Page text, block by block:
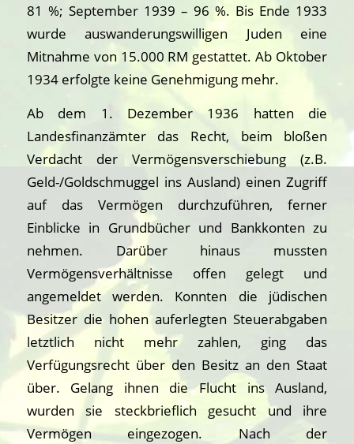
81 %; September 1939 – 96 %. Bis Ende 1933
wurde auswanderungswilligen Juden eine
Mitnahme von 15.000 RM gestattet. Ab Oktober
1934 erfolgte keine Genehmigung mehr.
Ab dem 1. Dezember 1936 hatten die
Landesfinanzämter das Recht, beim bloßen
Verdacht der Vermögensverschiebung (z.B.
Geld-/Goldschmuggel ins Ausland) einen Zugriff
auf das Vermögen durchzuführen, ferner
Einblicke in Grundbücher und Bankkonten zu
nehmen. Darüber hinaus mussten
Vermögensverhältnisse offen gelegt und
angemeldet werden. Konnten die jüdischen
Besitzer die hohen auferlegten Steuerabgaben
letztlich nicht mehr zahlen, ging das
Verfügungsrecht über den Besitz an den Staat
über. Gelang ihnen die Flucht ins Ausland,
wurden sie steckbrieflich gesucht und ihre
Vermögen eingezogen. Nach der